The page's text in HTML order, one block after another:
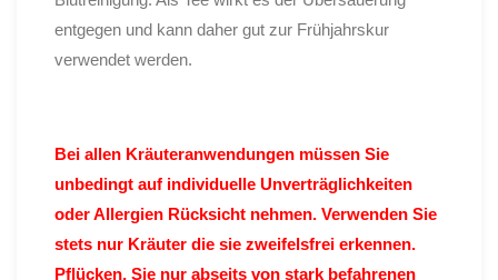
entgegen und kann daher gut zur Frühjahrskur
verwendet werden.
Bei allen Kräuteranwendungen müssen Sie
unbedingt auf individuelle Unverträglichkeiten
oder Allergien Rücksicht nehmen. Verwenden Sie
stets nur Kräuter die sie zweifelsfrei erkennen.
Pflücken, Sie nur abseits von stark befahrenen